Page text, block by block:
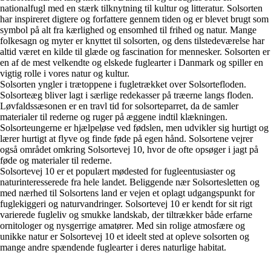
nationalfugl med en stærk tilknytning til kultur og litteratur. Solsorten
har inspireret digtere og forfattere gennem tiden og er blevet brugt som
symbol på alt fra kærlighed og ensomhed til frihed og natur. Mange
folkesagn og myter er knyttet til solsorten, og dens tilstedeværelse har
altid været en kilde til glæde og fascination for mennesker. Solsorten er
en af de mest velkendte og elskede fuglearter i Danmark og spiller en
vigtig rolle i vores natur og kultur.
Solsorten yngler i trætoppene i fugletrækket over Solsortefloden.
Solsorteæg bliver lagt i særlige redekasser på træerne langs floden.
Løvfaldssæsonen er en travl tid for solsorteparret, da de samler
materialer til rederne og ruger på æggene indtil klækningen.
Solsorteungerne er hjælpeløse ved fødslen, men udvikler sig hurtigt og
lærer hurtigt at flyve og finde føde på egen hånd. Solsortene vejrer
også området omkring Solsortevej 10, hvor de ofte opsøger i jagt på
føde og materialer til rederne.
Solsortevej 10 er et populært mødested for fugleentusiaster og
naturinteresserede fra hele landet. Beliggende nær Solsortesletten og
med nærhed til Solsortens land er vejen et oplagt udgangspunkt for
fuglekiggeri og naturvandringer. Solsortevej 10 er kendt for sit rigt
varierede fugleliv og smukke landskab, der tiltrækker både erfarne
ornitologer og nysgerrige amatører. Med sin rolige atmosfære og
unikke natur er Solsortevej 10 et ideelt sted at opleve solsorten og
mange andre spændende fuglearter i deres naturlige habitat.